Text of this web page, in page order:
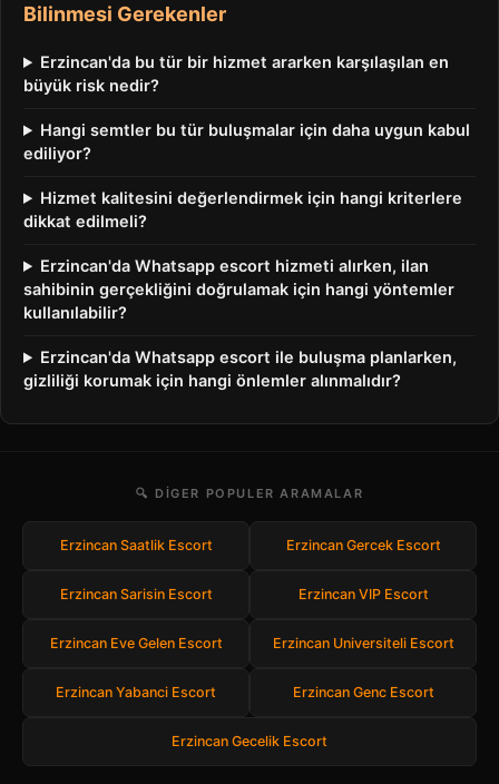
Bilinmesi Gerekenler
Erzincan'da bu tür bir hizmet ararken karşılaşılan en
büyük risk nedir?
Hangi semtler bu tür buluşmalar için daha uygun kabul
ediliyor?
Hizmet kalitesini değerlendirmek için hangi kriterlere
dikkat edilmeli?
Erzincan'da Whatsapp escort hizmeti alırken, ilan
sahibinin gerçekliğini doğrulamak için hangi yöntemler
kullanılabilir?
Erzincan'da Whatsapp escort ile buluşma planlarken,
gizliliği korumak için hangi önlemler alınmalıdır?
🔍 DIGER POPULER ARAMALAR
Erzincan Saatlik Escort Erzincan Gercek Escort
Erzincan Sarisin Escort Erzincan VIP Escort
Erzincan Eve Gelen Escort Erzincan Universiteli Escort
Erzincan Yabanci Escort Erzincan Genc Escort
Erzincan Gecelik Escort